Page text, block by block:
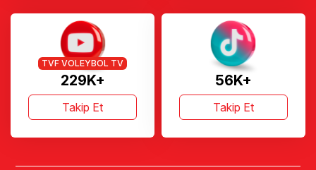
229K+
TVF VOLEYBOL TV
Takip Et
56K+
Takip Et